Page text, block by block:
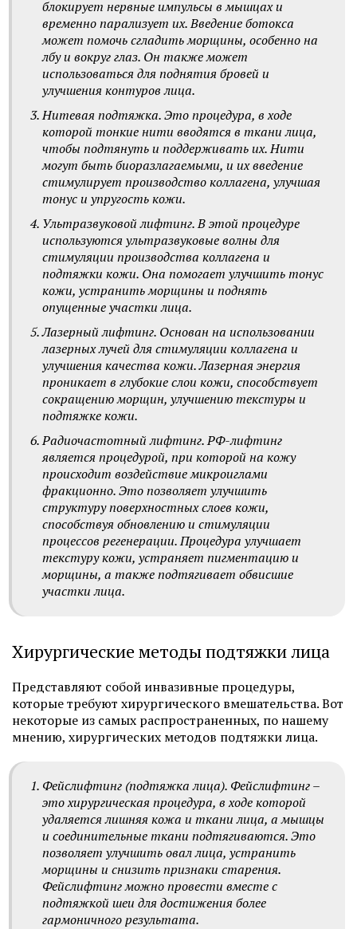
блокирует нервные импульсы в мышцах и
временно парализует их. Введение ботокса
может помочь сгладить морщины, особенно на
лбу и вокруг глаз. Он также может
использоваться для поднятия бровей и
улучшения контуров лица.
Нитевая подтяжка. Это процедура, в ходе
которой тонкие нити вводятся в ткани лица,
чтобы подтянуть и поддерживать их. Нити
могут быть биоразлагаемыми, и их введение
стимулирует производство коллагена, улучшая
тонус и упругость кожи.
Ультразвуковой лифтинг. В этой процедуре
используются ультразвуковые волны для
стимуляции производства коллагена и
подтяжки кожи. Она помогает улучшить тонус
кожи, устранить морщины и поднять
опущенные участки лица.
Лазерный лифтинг. Основан на использовании
лазерных лучей для стимуляции коллагена и
улучшения качества кожи. Лазерная энергия
проникает в глубокие слои кожи, способствует
сокращению морщин, улучшению текстуры и
подтяжке кожи.
Радиочастотный лифтинг. РФ-лифтинг
является процедурой, при которой на кожу
происходит воздействие микроиглами
фракционно. Это позволяет улучшить
структуру поверхностных слоев кожи,
способствуя обновлению и стимуляции
процессов регенерации. Процедура улучшает
текстуру кожи, устраняет пигментацию и
морщины, а также подтягивает обвисшие
участки лица.
Хирургические методы подтяжки лица
Представляют собой инвазивные процедуры,
которые требуют хирургического вмешательства. Вот
некоторые из самых распространенных, по нашему
мнению, хирургических методов подтяжки лица.
Фейслифтинг (подтяжка лица). Фейслифтинг –
это хирургическая процедура, в ходе которой
удаляется лишняя кожа и ткани лица, а мышцы
и соединительные ткани подтягиваются. Это
позволяет улучшить овал лица, устранить
морщины и снизить признаки старения.
Фейслифтинг можно провести вместе с
подтяжкой шеи для достижения более
гармоничного результата.